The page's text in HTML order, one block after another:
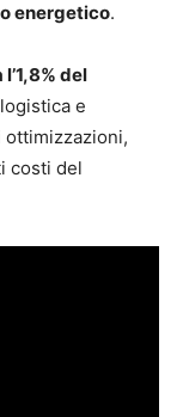
energetico.
del
e
ottimizzazioni,
costi del